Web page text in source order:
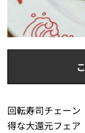
回転寿司チェーン
得な大還元フェア